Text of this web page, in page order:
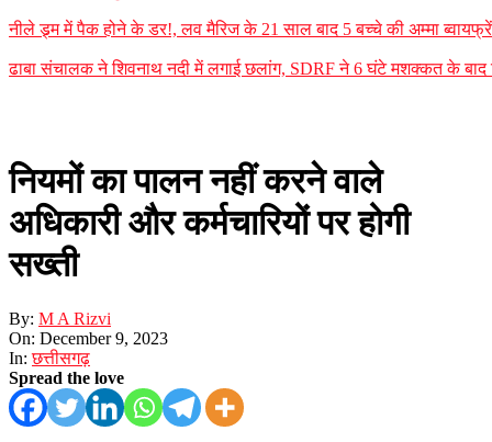
नीले ड्र्म में पैक होने के डर!, लव मैरिज के 21 साल बाद 5 बच्चे की अम्मा
ढाबा संचालक ने शिवनाथ नदी में लगाई छलांग, SDRF ने 6 घंटे मशक्कत के बाद
नियमों का पालन नहीं करने वाले
अधिकारी और कर्मचारियों पर होगी
सख्ती
By: M A Rizvi
On: December 9, 2023
In: छत्तीसगढ़
Spread the love